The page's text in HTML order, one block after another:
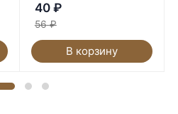
40 ₽
56 ₽
В корзину